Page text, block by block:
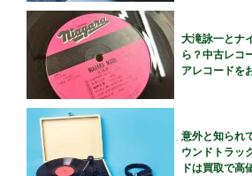
大滝詠一とナ
ら？中古レコ
アレコードを
意外と知られ
ウンドトラッ
ドは買取で高